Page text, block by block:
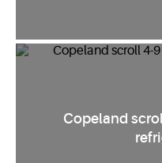
Copeland